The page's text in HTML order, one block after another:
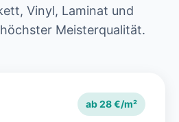
Vinyl, Laminat und
Meisterqualität.
ab 28 €/m²